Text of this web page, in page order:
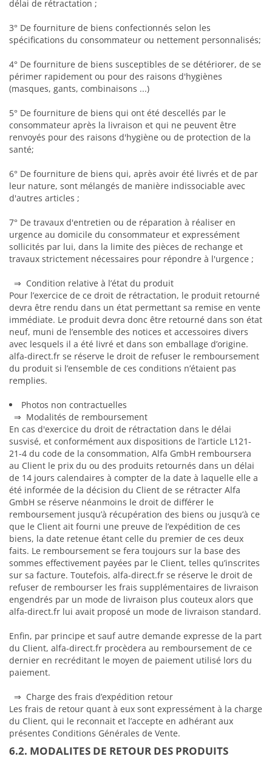
délai de rétractation ;
3° De fourniture de biens confectionnés selon les
spécifications du consommateur ou nettement personnalisés;
4° De fourniture de biens susceptibles de se détériorer, de se
périmer rapidement ou pour des raisons d'hygiènes
(masques, gants, combinaisons ...)
5° De fourniture de biens qui ont été descellés par le
consommateur après la livraison et qui ne peuvent être
renvoyés pour des raisons d'hygiène ou de protection de la
santé;
6° De fourniture de biens qui, après avoir été livrés et de par
leur nature, sont mélangés de manière indissociable avec
d'autres articles ;
7° De travaux d'entretien ou de réparation à réaliser en
urgence au domicile du consommateur et expressément
sollicités par lui, dans la limite des pièces de rechange et
travaux strictement nécessaires pour répondre à l'urgence ;
⇒ Condition relative à l’état du produit
Pour l’exercice de ce droit de rétractation, le produit retourné
devra être rendu dans un état permettant sa remise en vente
immédiate. Le produit devra donc être retourné dans son état
neuf, muni de l’ensemble des notices et accessoires divers
avec lesquels il a été livré et dans son emballage d’origine.
alfa-direct.fr se réserve le droit de refuser le remboursement
du produit si l’ensemble de ces conditions n’étaient pas
remplies.
Photos non contractuelles
⇒ Modalités de remboursement
En cas d'exercice du droit de rétractation dans le délai
susvisé, et conformément aux dispositions de l’article L121-
21-4 du code de la consommation, Alfa GmbH remboursera
au Client le prix du ou des produits retournés dans un délai
de 14 jours calendaires à compter de la date à laquelle elle a
été informée de la décision du Client de se rétracter Alfa
GmbH se réserve néanmoins le droit de différer le
remboursement jusqu’à récupération des biens ou jusqu’à ce
que le Client ait fourni une preuve de l’expédition de ces
biens, la date retenue étant celle du premier de ces deux
faits. Le remboursement se fera toujours sur la base des
sommes effectivement payées par le Client, telles qu’inscrites
sur sa facture. Toutefois, alfa-direct.fr se réserve le droit de
refuser de rembourser les frais supplémentaires de livraison
engendrés par un mode de livraison plus couteux alors que
alfa-direct.fr lui avait proposé un mode de livraison standard.
Enfin, par principe et sauf autre demande expresse de la part
du Client, alfa-direct.fr procèdera au remboursement de ce
dernier en recréditant le moyen de paiement utilisé lors du
paiement.
⇒ Charge des frais d’expédition retour
Les frais de retour quant à eux sont expressément à la charge
du Client, qui le reconnait et l’accepte en adhérant aux
présentes Conditions Générales de Vente.
6.2. MODALITES DE RETOUR DES PRODUITS